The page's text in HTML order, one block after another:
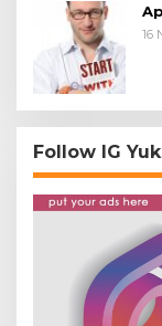
16
Follow IG